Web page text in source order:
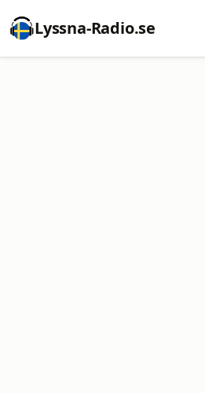
Lyssna-Radio.se